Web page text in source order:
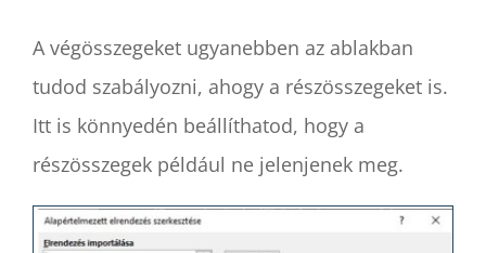
A végösszegeket ugyanebben az ablakban
tudod szabályozni, ahogy a részösszegeket is.
Itt is könnyedén beállíthatod, hogy a
részösszegek például ne jelenjenek meg.